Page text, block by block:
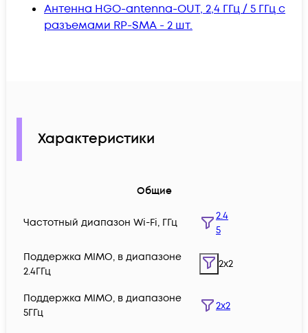
Антенна HGO-antenna-OUT, 2,4 ГГц / 5 ГГц с
разъемами RP-SMA - 2 шт.
Характеристики
Общие
Частотный диапазон Wi-Fi, ГГц
2.4
5
Поддержка MIMO, в диапазоне
2.4ГГц
2x2
Поддержка MIMO, в диапазоне
5ГГц
2x2